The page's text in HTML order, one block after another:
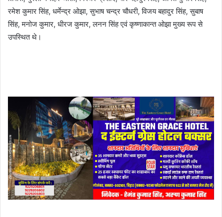
रमेश कुमार सिंह, धर्मेन्द्र ओझा, सुभाष चन्द्र चौधरी, विजय बहादुर सिंह, सुबाष
सिंह, मनोज कुमार, धीरज कुमार, लनन सिंह एवं कृष्णाकान्त ओझा मुख्य रूप से
उपस्थित थे।